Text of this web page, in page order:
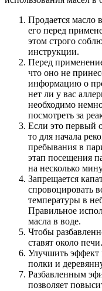
Продается масло
его перед
этом строго
инструкции.
Перед
что оно не
информацию о
нет ли у вас
необходимо
посмотреть за
Если это первый
то для начала
пребывания в
этап посещения
на несколько
Запрещается
спровоцировать
температуры в
Правильное
масла в воде.
Чтобы
ставят около печи.
Улучшить эффект
полки и
Разбавленным
позволяет